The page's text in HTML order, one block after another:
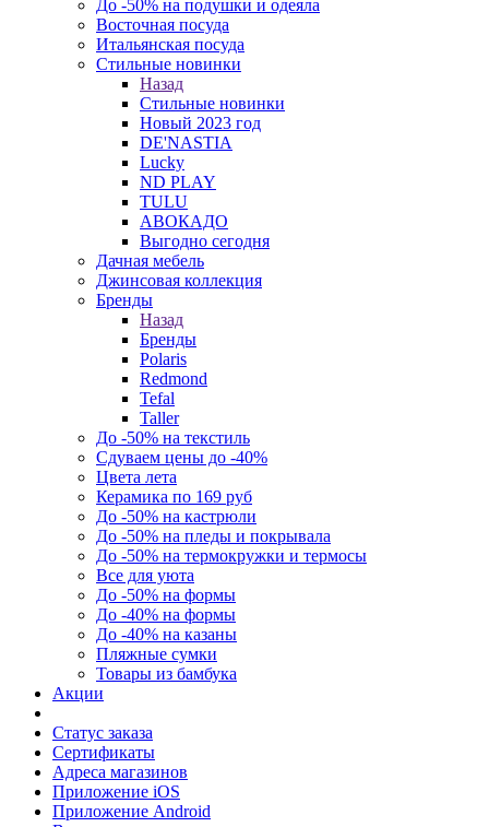
До -50% на подушки и одеяла
Восточная посуда
Итальянская посуда
Стильные новинки
Назад
Стильные новинки
Новый 2023 год
DE'NASTIA
Lucky
ND PLAY
TULU
АВОКАДО
Выгодно сегодня
Дачная мебель
Джинсовая коллекция
Бренды
Назад
Бренды
Polaris
Redmond
Tefal
Taller
До -50% на текстиль
Сдуваем цены до -40%
Цвета лета
Керамика по 169 руб
До -50% на кастрюли
До -50% на пледы и покрывала
До -50% на термокружки и термосы
Все для уюта
До -50% на формы
До -40% на формы
До -40% на казаны
Пляжные сумки
Товары из бамбука
Акции
Статус заказа
Сертификаты
Адреса магазинов
Приложение iOS
Приложение Android